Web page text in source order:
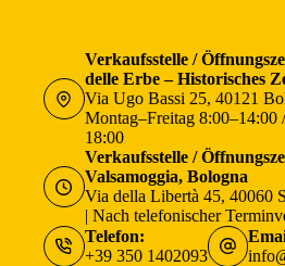
Verkaufsstelle /
delle Erbe – Historisches
Via Ugo Bassi 25, 40121
Montag–Freitag 8:00–14:00
18:00
Verkaufsstelle /
Valsamoggia, Bologna
Via della Libertà 45, 40060
| Nach telefonischer
Telefon:
+39 350 1402093